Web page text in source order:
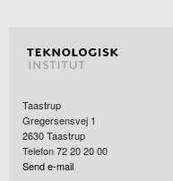
Taastrup
Gregersensvej 1
2630Taastrup
Telefon 72 20 20 00
Send e-mail